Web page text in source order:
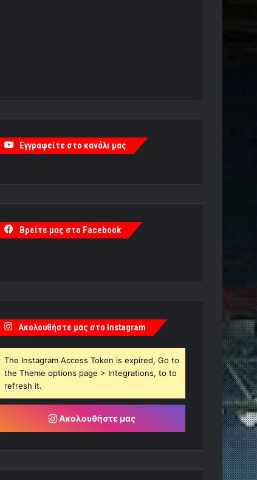
Εγγραφείτε στο κανάλι μας
Βρείτε μας στο Facebook
Ακολουθήστε μας στο Instagram
The Instagram Access Token is expired, Go to
the Theme options page > Integrations, to to
refresh it.
Ακολουθήστε μας